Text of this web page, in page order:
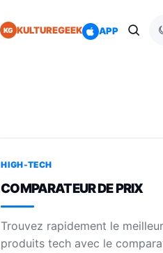
KG KULTUREGEEK APP
HIGH-TECH
COMPARATEUR DE PRIX
Trouvez rapidement le
produits tech avec le